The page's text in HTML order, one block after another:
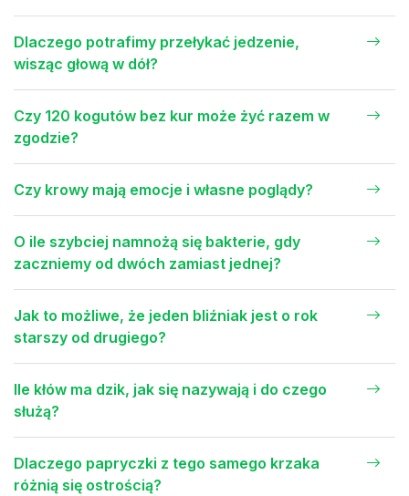
Dlaczego potrafimy przełykać jedzenie,
wisząc głową w dół?
Czy 120 kogutów bez kur może żyć razem w
zgodzie?
Czy krowy mają emocje i własne poglądy?
O ile szybciej namnożą się bakterie, gdy
zaczniemy od dwóch zamiast jednej?
Jak to możliwe, że jeden bliźniak jest o rok
starszy od drugiego?
Ile kłów ma dzik, jak się nazywają i do czego
służą?
Dlaczego papryczki z tego samego krzaka
różnią się ostrością?